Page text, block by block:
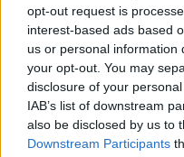
opt-out request is
interest-based ads based
us or personal information
your opt-out. You may
disclosure of your
IAB’s list of downstream
also be disclosed by us to
Downstream Participants